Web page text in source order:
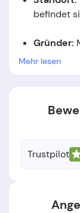
befindet
Gründer:
Nelson
Mehr lesen
Trustpilot